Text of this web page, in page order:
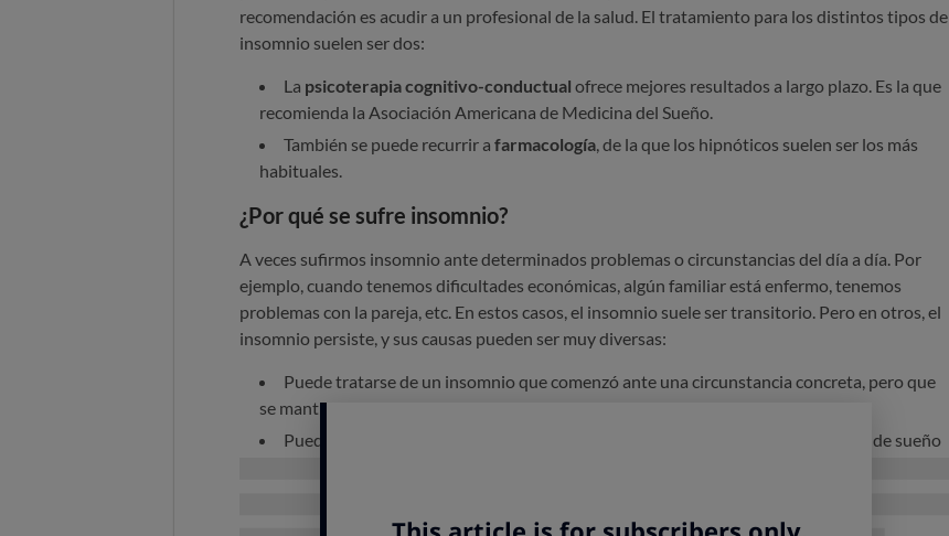
recomendación es acudir a un profesional de la salud. El tratamiento para los distintos tipos de
insomnio suelen ser dos:
La psicoterapia cognitivo-conductual ofrece mejores resultados a largo plazo. Es la que
recomienda la Asociación Americana de Medicina del Sueño.
También se puede recurrir a farmacología, de la que los hipnóticos suelen ser los más
habituales.
¿Por qué se sufre insomnio?
A veces sufirmos insomnio ante determinados problemas o circunstancias del día a día. Por
ejemplo, cuando tenemos dificultades económicas, algún familiar está enfermo, tenemos
problemas con la pareja, etc. En estos casos, el insomnio suele ser transitorio. Pero en otros, el
insomnio persiste, y sus causas pueden ser muy diversas:
Puede tratarse de un insomnio que comenzó ante una circunstancia concreta, pero que
se mantiene en el tiempo porque persiste la causa que lo motivó.
Puede ser que, aunque ya no exista dicha causa, se arrastren los malos hábitos de sueño
muchos jóvenes en los que es frecuente el retraso de la hora del sueño, y en personas